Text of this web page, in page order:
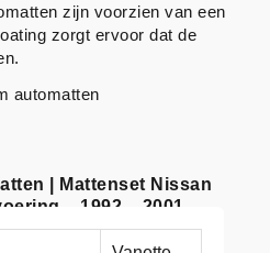
| Mattenset Nissan
– 1992 – 2001
zijn voorzien van een
zorgt ervoor dat de
automatten